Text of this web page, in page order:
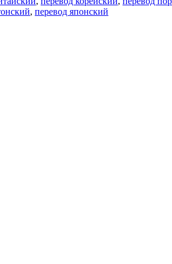
, перевод японский